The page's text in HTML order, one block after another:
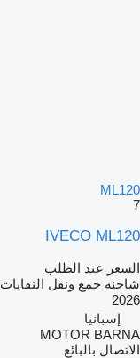
ML120
7
IVECO ML120
السعر عند الطلب
شاحنة جمع ونقل النفايات
2026
إسبانيا
MOTOR BARNA
الاتصال بالبائع